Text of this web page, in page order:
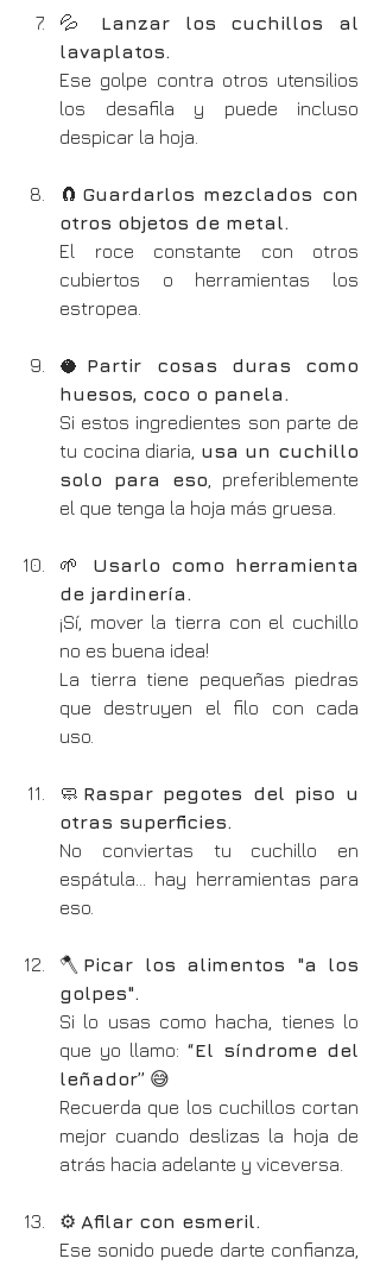
💦 Lanzar los cuchillos al
lavaplatos.
Ese golpe contra otros utensilios
los desafila y puede incluso
despicar la hoja.
🧲 Guardarlos mezclados con
otros objetos de metal.
El roce constante con otros
cubiertos o herramientas los
estropea.
🥥 Partir cosas duras como
huesos, coco o panela.
Si estos ingredientes son parte de
tu cocina diaria, usa un cuchillo
solo para eso , preferiblemente
el que tenga la hoja más gruesa.
🌱 Usarlo como herramienta
de jardinería.
¡Sí, mover la tierra con el cuchillo
no es buena idea!
La tierra tiene pequeñas piedras
que destruyen el filo con cada
uso.
🧼 Raspar pegotes del piso u
otras superficies.
No conviertas tu cuchillo en
espátula… hay herramientas para
eso.
🪓 Picar los alimentos "a los
golpes".
Si lo usas como hacha, tienes lo
que yo llamo: “El síndrome del
leñador” 😅
Recuerda que los cuchillos cortan
mejor cuando deslizas la hoja de
atrás hacia adelante y viceversa.
⚙️ Afilar con esmeril.
Ese sonido puede darte confianza,